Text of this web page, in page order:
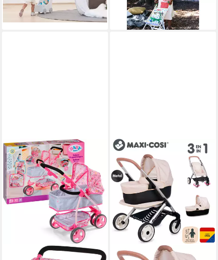
-24%
lieferbar - in 2-3 Werktagen bei dir